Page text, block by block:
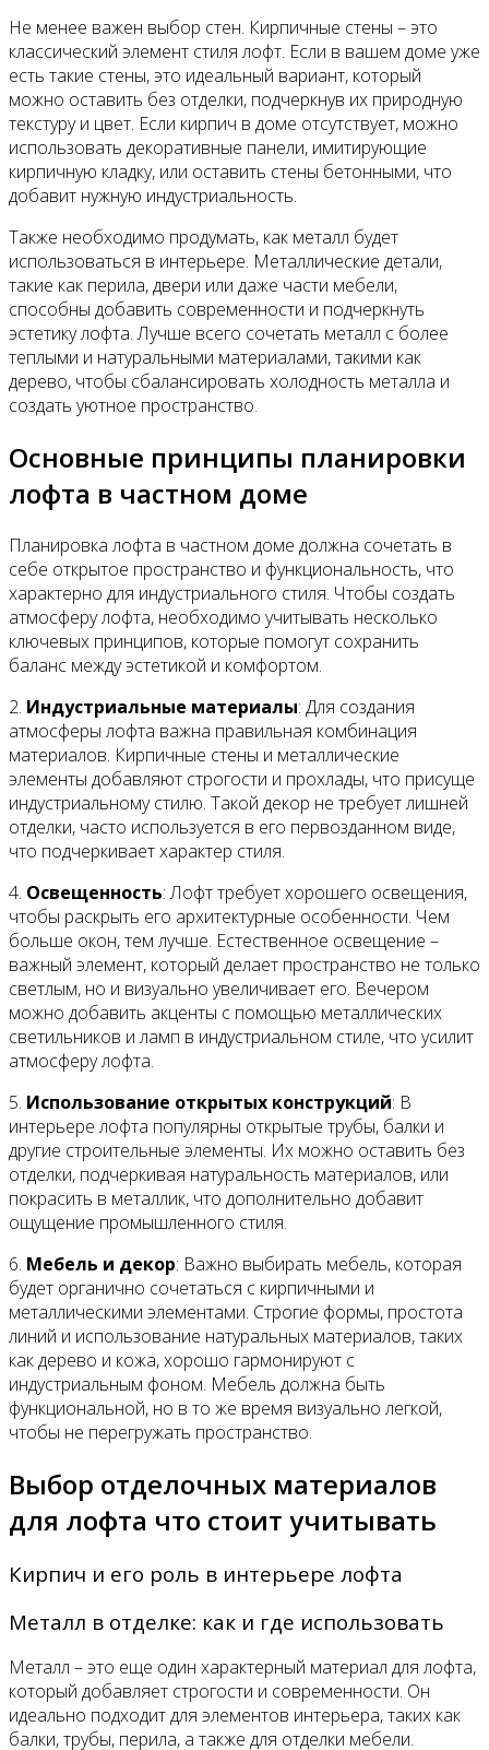
Не менее важен выбор стен. Кирпичные стены – это
классический элемент стиля лофт. Если в вашем доме уже
есть такие стены, это идеальный вариант, который
можно оставить без отделки, подчеркнув их природную
текстуру и цвет. Если кирпич в доме отсутствует, можно
использовать декоративные панели, имитирующие
кирпичную кладку, или оставить стены бетонными, что
добавит нужную индустриальность.
Также необходимо продумать, как металл будет
использоваться в интерьере. Металлические детали,
такие как перила, двери или даже части мебели,
способны добавить современности и подчеркнуть
эстетику лофта. Лучше всего сочетать металл с более
теплыми и натуральными материалами, такими как
дерево, чтобы сбалансировать холодность металла и
создать уютное пространство.
Основные принципы планировки
лофта в частном доме
Планировка лофта в частном доме должна сочетать в
себе открытое пространство и функциональность, что
характерно для индустриального стиля. Чтобы создать
атмосферу лофта, необходимо учитывать несколько
ключевых принципов, которые помогут сохранить
баланс между эстетикой и комфортом.
2. Индустриальные материалы: Для создания
атмосферы лофта важна правильная комбинация
материалов. Кирпичные стены и металлические
элементы добавляют строгости и прохлады, что присуще
индустриальному стилю. Такой декор не требует лишней
отделки, часто используется в его первозданном виде,
что подчеркивает характер стиля.
4. Освещенность: Лофт требует хорошего освещения,
чтобы раскрыть его архитектурные особенности. Чем
больше окон, тем лучше. Естественное освещение –
важный элемент, который делает пространство не только
светлым, но и визуально увеличивает его. Вечером
можно добавить акценты с помощью металлических
светильников и ламп в индустриальном стиле, что усилит
атмосферу лофта.
5. Использование открытых конструкций: В
интерьере лофта популярны открытые трубы, балки и
другие строительные элементы. Их можно оставить без
отделки, подчеркивая натуральность материалов, или
покрасить в металлик, что дополнительно добавит
ощущение промышленного стиля.
6. Мебель и декор: Важно выбирать мебель, которая
будет органично сочетаться с кирпичными и
металлическими элементами. Строгие формы, простота
линий и использование натуральных материалов, таких
как дерево и кожа, хорошо гармонируют с
индустриальным фоном. Мебель должна быть
функциональной, но в то же время визуально легкой,
чтобы не перегружать пространство.
Выбор отделочных материалов
для лофта что стоит учитывать
Кирпич и его роль в интерьере лофта
Металл в отделке: как и где использовать
Металл – это еще один характерный материал для лофта,
который добавляет строгости и современности. Он
идеально подходит для элементов интерьера, таких как
балки, трубы, перила, а также для отделки мебели.